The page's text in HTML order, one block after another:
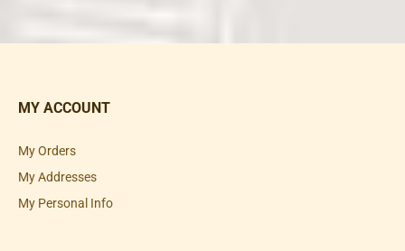
MY ACCOUNT
My Orders
My Addresses
My Personal Info